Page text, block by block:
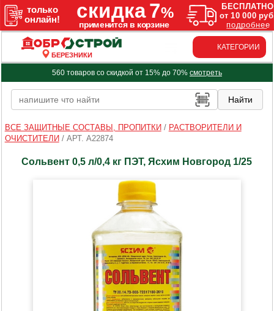
БЕРЕЗНИКИ
КАТЕГОРИИ
560 товаров со скидкой от 15% до 70% смотреть
ВСЕ ЗАЩИТНЫЕ СОСТАВЫ, ПРОПИТКИ / РАСТВОРИТЕЛИ И
ОЧИСТИТЕЛИ / АРТ. A22874
Сольвент 0,5 л/0,4 кг ПЭТ, Ясхим Новгород 1/25